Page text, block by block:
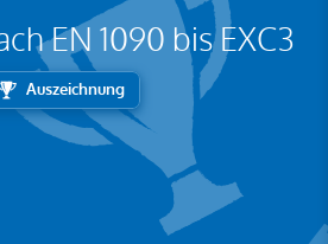
EN 1090 bis EXC3
Auszeichnung